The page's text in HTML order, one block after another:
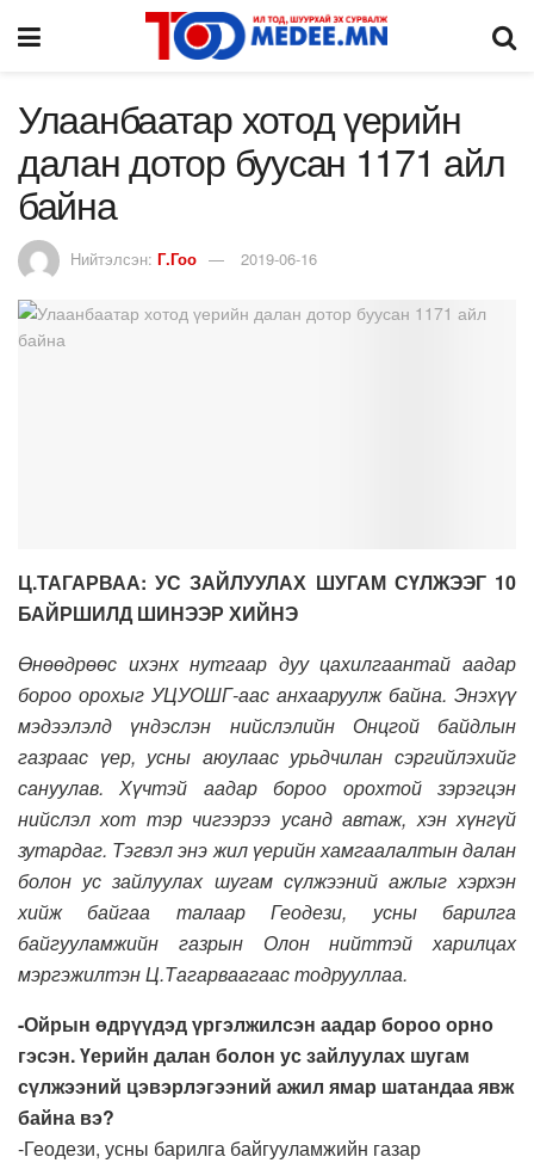
Улаанбаатар хотод үерийн
далан дотор буусан 1171 айл
байна
Нийтэлсэн: Г.Гоо 2019-06-16
Ц.ТАГАРВАА: УС ЗАЙЛУУЛАХ ШУГАМ СҮЛЖЭЭГ 10
БАЙРШИЛД ШИНЭЭР ХИЙНЭ
Өнөөдрөөс ихэнх нутгаар дуу цахилгаантай аадар
бороо орохыг УЦУОШГ-аас анхааруулж байна. Энэхүү
мэдээлэлд үндэслэн нийслэлийн Онцгой байдлын
газраас үер, усны аюулаас урьдчилан сэргийлэхийг
сануулав. Хүчтэй аадар бороо орохтой зэрэгцэн
нийслэл хот тэр чигээрээ усанд автаж, хэн хүнгүй
зутардаг. Тэгвэл энэ жил үерийн хамгаалалтын далан
болон ус зайлуулах шугам сүлжээний ажлыг хэрхэн
хийж байгаа талаар Геодези, усны барилга
байгууламжийн газрын Олон нийттэй харилцах
мэргэжилтэн Ц.Тагарваагаас тодрууллаа.
-Ойрын өдрүүдэд үргэлжилсэн аадар бороо орно
гэсэн. Үерийн далан болон ус зайлуулах шугам
сүлжээний цэвэрлэгээний ажил ямар шатандаа явж
байна вэ?
-Геодези, усны барилга байгууламжийн газар